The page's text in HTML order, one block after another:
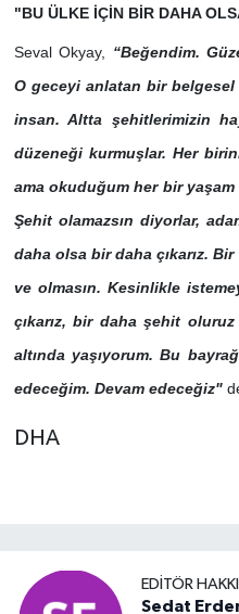
"BU ÜLKE İÇİN BİR DAHA
Seval Okyay, “Beğendim.
O geceyi anlatan bir belgesel
insan. Altta şehitlerimizin
düzeneği kurmuşlar. Her
ama okuduğum her bir
Şehit olamazsın diyorlar,
daha olsa bir daha çıkarız.
ve olmasın. Kesinlikle
çıkarız, bir daha şehit
altında yaşıyorum. Bu
edeceğim. Devam edeceğiz"
DHA
EDITÖR
Sedat